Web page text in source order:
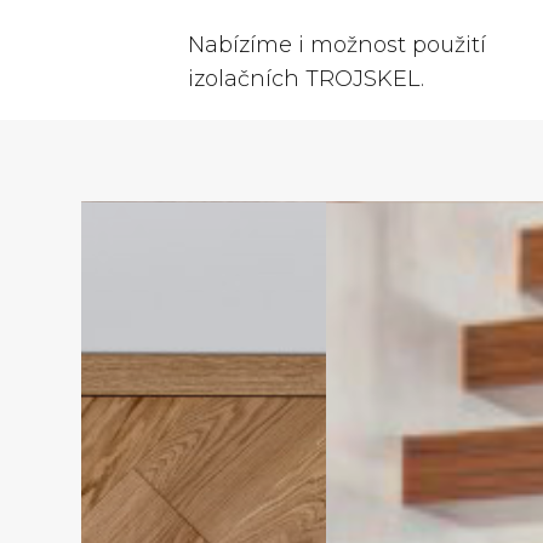
Nabízíme i možnost použití
izolačních TROJSKEL.